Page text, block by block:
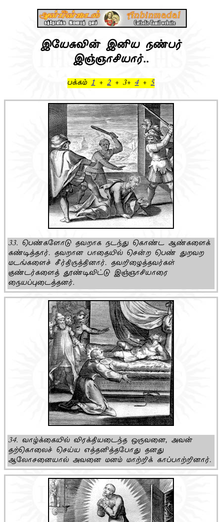
இயேசுவின் இனிய நண்பர்
இஞ்ஞாசியார்..
பக்கம் 1 + 2 + 3+ 4+ 5
33. பெண்களோடு தவறாக நடந்து கொண்ட ஆண்களைக்
கண்டித்தார். தவறான பாதையில் சென்ற பெண் துறவற
மடங்களைச் சீர்திருத்தினார். தவறிழைத்தவர்கள்
குண்டர்களைத் தூண்டிவிட்டு இஞ்ஞாசியாரை
நையப்புடைத்தனர்.
34. வாழ்க்கையில் விரக்தியடைந்த ஒருவனை, அவன்
தற்கொலைச் செய்ய எத்தனித்தபோது தனது
ஆலோசனையால் அவனை மனம் மாற்றிக் காப்பாற்றினார்.